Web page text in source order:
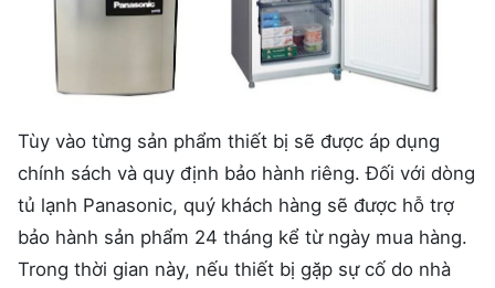
Tùy vào từng sản phẩm thiết bị sẽ được áp dụng
chính sách và quy định bảo hành riêng. Đối với dòng
tủ lạnh Panasonic, quý khách hàng sẽ được hỗ trợ
bảo hành sản phẩm 24 tháng kể từ ngày mua hàng.
Trong thời gian này, nếu thiết bị gặp sự cố do nhà